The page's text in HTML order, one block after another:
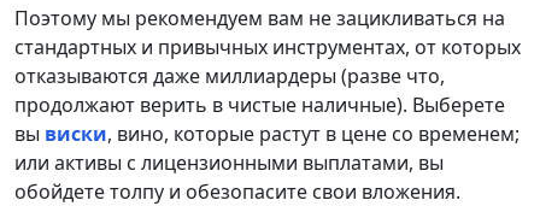
Поэтому мы рекомендуем вам не зацикливаться на
стандартных и привычных инструментах, от которых
отказываются даже миллиардеры (разве что,
продолжают верить в чистые наличные). Выберете
вы виски, вино, которые растут в цене со временем;
или активы с лицензионными выплатами, вы
обойдете толпу и обезопасите свои вложения.